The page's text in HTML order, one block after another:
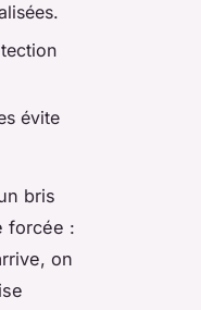
évite
bris
forcée :
on